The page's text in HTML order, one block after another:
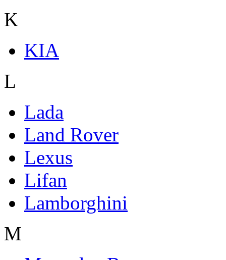
K
KIA
L
Lada
Land Rover
Lexus
Lifan
Lamborghini
M